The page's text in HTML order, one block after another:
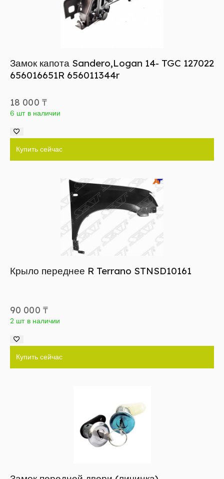
Замок капота Sandero,Logan 14- TGC 127022
656016651R 656011344r
18 000 ₸
6 шт в наличии
Купить сейчас
Крыло переднее R Terrano STNSD10161
90 000 ₸
2 шт в наличии
Купить сейчас